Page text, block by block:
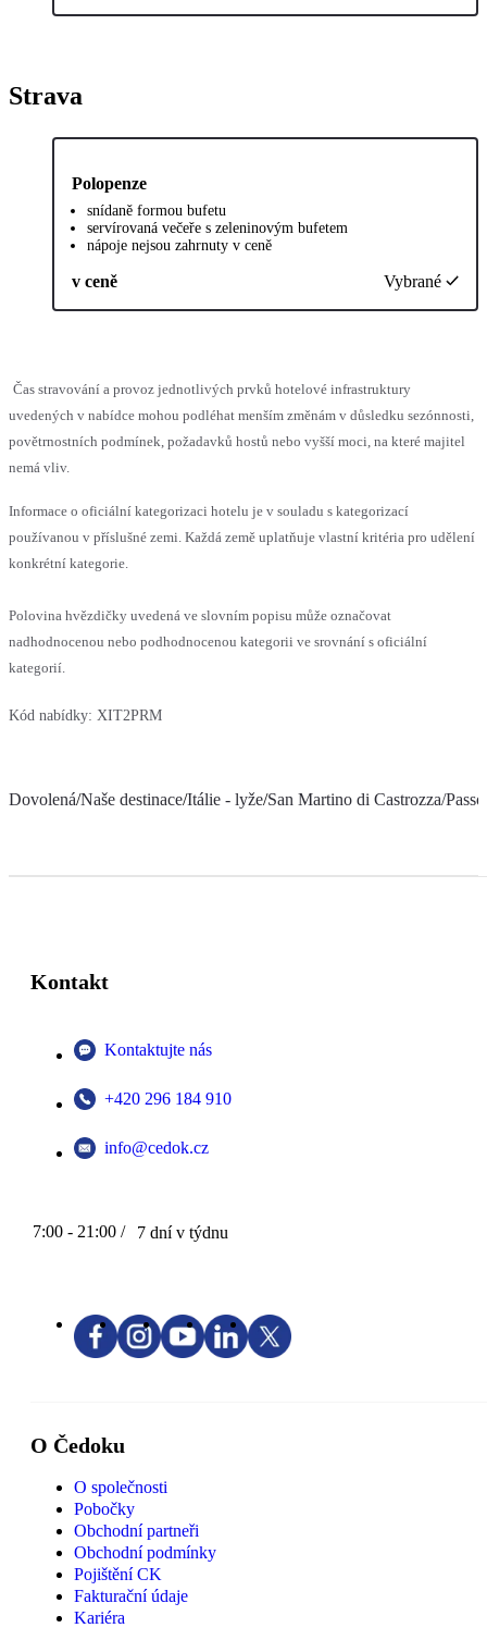
Strava
Polopenze
snídaně formou bufetu
servírovaná večeře s zeleninovým bufetem
nápoje nejsou zahrnuty v ceně
v ceně Vybrané
Čas stravování a provoz jednotlivých prvků hotelové infrastruktury
uvedených v nabídce mohou podléhat menším změnám v důsledku sezónnosti,
povětrnostních podmínek, požadavků hostů nebo vyšší moci, na které majitel
nemá vliv.
Informace o oficiální kategorizaci hotelu je v souladu s kategorizací
používanou v příslušné zemi. Každá země uplatňuje vlastní kritéria pro udělení
konkrétní kategorie.
Polovina hvězdičky uvedená ve slovním popisu může označovat
nadhodnocenou nebo podhodnocenou kategorii ve srovnání s oficiální
kategorií.
Kód nabídky: XIT2PRM
Dovolená/Naše destinace/Itálie - lyže/San Martino di Castrozza/
Kontakt
Kontaktujte nás
+420 296 184 910
info@cedok.cz
7:00 - 21:00 / 7 dní v týdnu
O Čedoku
O společnosti
Pobočky
Obchodní partneři
Obchodní podmínky
Pojištění CK
Fakturační údaje
Kariéra